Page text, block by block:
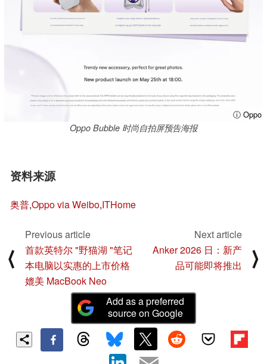
ⓘ Oppo
Oppo Bubble 时尚自拍屏预告海报
资料来源
奥普,Oppo via Weibo,ITHome
⟨
Previous article
首款英特尔 "野猫湖 "笔记
本电脑以实惠的上市价格
媲美 MacBook Neo
Next article
Anker 2026 日：新产
品可能即将推出
⟩
Add as a preferred
source on Google